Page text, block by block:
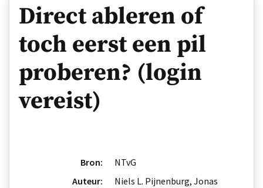
Direct ableren of
toch eerst een pil
proberen? (login
vereist)
Bron:
NTvG
Auteur:
Niels L. Pijnenburg, Jonas